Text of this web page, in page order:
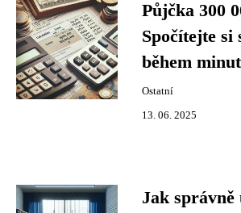
Půjčka 300
Spočítejte si
během
Ostatní
13. 06. 2025
Jak správně